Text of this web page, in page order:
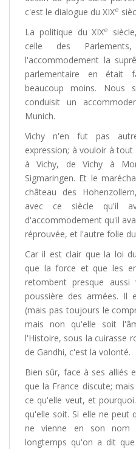
c'est le dialogue du XIXe
La politique du XIXe
celle des
l'accommodement la
parlementaire en était
beaucoup moins. Nous
conduisit un
Munich.
Vichy n'en fut pas
expression; à vouloir à
à Vichy, de Vichy à
Sigmaringen. Et le
château des
avec ce siècle qu'il
d'accommodement qu'il
réprouvée, et l'autre folie
Car il est clair que la loi
que la force et que les
retombent presque
poussière des armées. Il
(mais pas toujours le
mais non qu'elle soit
l'Histoire, sous la cuirasse
de Gandhi, c'est la volonté.
Bien sûr, face à ses alliés
que la France discute;
ce qu'elle veut, et
qu'elle soit. Si elle ne peut
ne vienne en son nom
longtemps qu'on a dit